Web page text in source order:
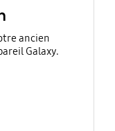
ancien
Galaxy.